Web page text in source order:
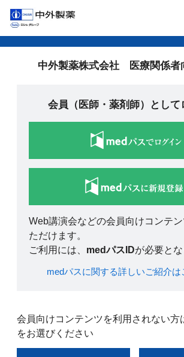
中外製薬株式会社 医療関係者
会員（医師・薬剤師）として
Web講演会などの会員向けコンテ
ただけます。
ご利用には、 medパスIDが必要とな
medパスに関する詳しいご紹介は
会員向けコンテンツを利用されない方
をお選びください